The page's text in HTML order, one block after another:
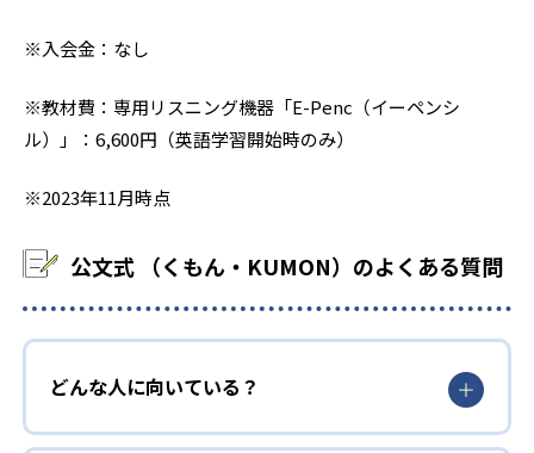
※入会金：なし
※教材費：専用リスニング機器「E-Penc（イーペンシ
ル）」：6,600円（英語学習開始時のみ）
※2023年11月時点
公文式 （くもん・KUMON）のよくある質問
どんな人に向いている？